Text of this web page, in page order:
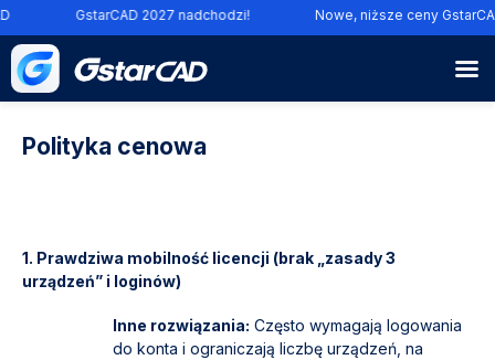
GstarCAD 2027 nadchodzi! Nowe, niższe ceny GstarCAD
Polityka cenowa
1. Prawdziwa mobilność licencji (brak „zasady 3
urządzeń” i loginów)
Inne rozwiązania: Często wymagają logowania
do konta i ograniczają liczbę urządzeń, na